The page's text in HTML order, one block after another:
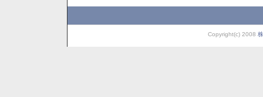
Copyright(c) 2008